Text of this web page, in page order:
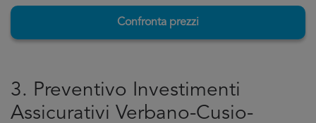
Confronta prezzi
3. Preventivo Investimenti
Assicurativi Verbano-Cusio-